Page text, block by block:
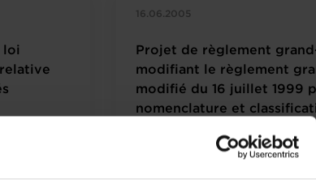
loi
16.06.2005
Projet de règlement
modifiant le règlement
modifié du 16 juillet 1999
nomenclature et
(2879TTO/BJE)